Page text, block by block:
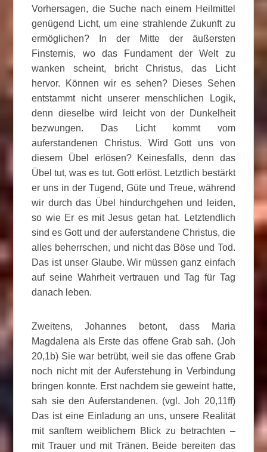
Vorhersagen, die Suche nach einem Heilmittel
genügend Licht, um eine strahlende Zukunft zu
ermöglichen? In der Mitte der äußersten
Finsternis, wo das Fundament der Welt zu
wanken scheint, bricht Christus, das Licht
hervor. Können wir es sehen? Dieses Sehen
entstammt nicht unserer menschlichen Logik,
denn dieselbe wird leicht von der Dunkelheit
bezwungen. Das Licht kommt vom
auferstandenen Christus. Wird Gott uns von
diesem Übel erlösen? Keinesfalls, denn das
Übel tut, was es tut. Gott erlöst. Letztlich bestärkt
er uns in der Tugend, Güte und Treue, während
wir durch das Übel hindurchgehen und leiden,
so wie Er es mit Jesus getan hat. Letztendlich
sind es Gott und der auferstandene Christus, die
alles beherrschen, und nicht das Böse und Tod.
Das ist unser Glaube. Wir müssen ganz einfach
auf seine Wahrheit vertrauen und Tag für Tag
danach leben.
Zweitens, Johannes betont, dass Maria
Magdalena als Erste das offene Grab sah. (Joh
20,1b) Sie war betrübt, weil sie das offene Grab
noch nicht mit der Auferstehung in Verbindung
bringen konnte. Erst nachdem sie geweint hatte,
sah sie den Auferstandenen. (vgl. Joh 20,11ff)
Das ist eine Einladung an uns, unsere Realität
mit sanftem weiblichem Blick zu betrachten –
mit Trauer und mit Tränen. Beide bereiten das